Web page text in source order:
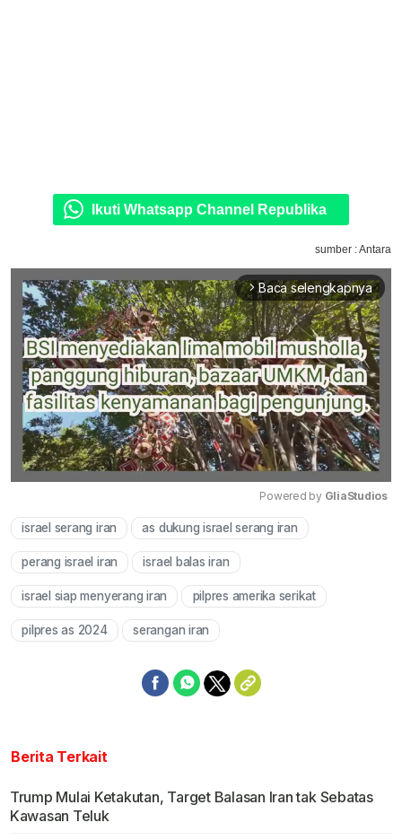
Ikuti Whatsapp Channel Republika
sumber : Antara
arrow_forward_ios Baca selengkapnya
Powered by GliaStudios
israel serang iran as dukung israel serang iran
perang israel iran israel balas iran
israel siap menyerang iran pilpres amerika serikat
pilpres as 2024 serangan iran
Berita Terkait
Trump Mulai Ketakutan, Target Balasan Iran tak Sebatas
Kawasan Teluk